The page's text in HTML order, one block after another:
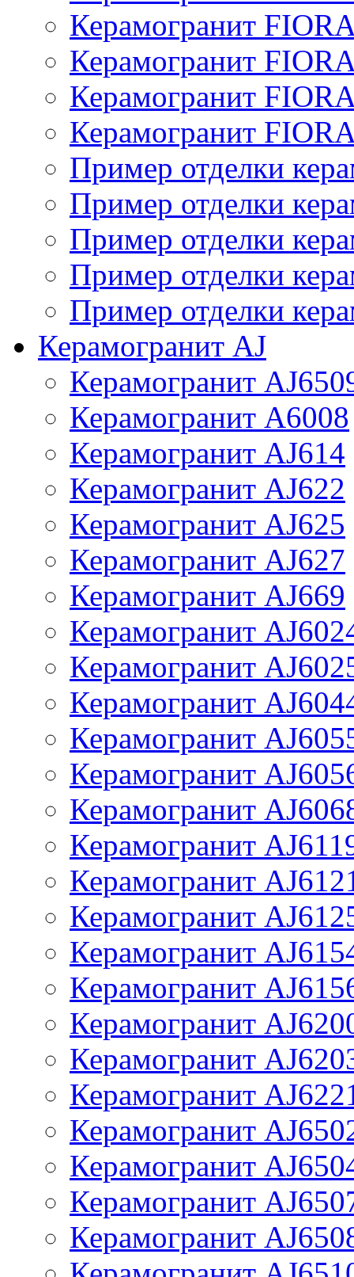
Керамогранит
Керамогранит
Керамогранит
Керамогранит
Пример отделки
Пример отделки
Пример отделки
Пример отделки
Пример отделки
Керамогранит AJ
Керамогранит
Керамогранит A6008
Керамогранит AJ614
Керамогранит AJ622
Керамогранит AJ625
Керамогранит AJ627
Керамогранит AJ669
Керамогранит
Керамогранит
Керамогранит
Керамогранит
Керамогранит
Керамогранит
Керамогранит
Керамогранит
Керамогранит
Керамогранит
Керамогранит
Керамогранит
Керамогранит
Керамогранит
Керамогранит
Керамогранит
Керамогранит
Керамогранит